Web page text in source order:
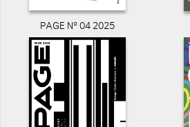
PAGE N° 04 2025